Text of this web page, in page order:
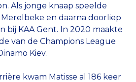
Als jonge knaap speelde
Merelbeke en daarna doorliep
bij KAA Gent. In 2020 maakte
van de Champions League
Kiev.
kwam Matisse al 186 keer